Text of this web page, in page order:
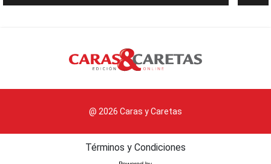
@ 2026 Caras y Caretas
Términos y Condiciones